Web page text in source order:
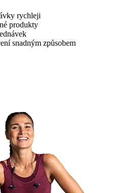
rychleji
produkty
snadným způsobem